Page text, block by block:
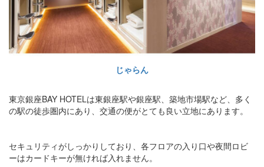
じゃらん
東京銀座BAY HOTELは東銀座駅や銀座駅、築地市場駅など、多く
の駅の徒歩圏内にあり、交通の便がとても良い立地にあります。
セキュリティがしっかりしており、各フロアの入り口や夜間ロビ
ーはカードキーが無ければ入れません。